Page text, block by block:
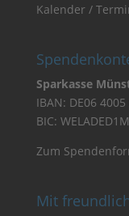
Kalender /
Sparkasse
IBAN: DE06
BIC:
Zum
Mit